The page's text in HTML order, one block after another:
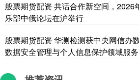
般票期货配资 共话合作新空间，2026
乐部中俄论坛在沪举行
般票期货配资 华测检测获中央网信办
数据安全管理与个人信息保护领域服务